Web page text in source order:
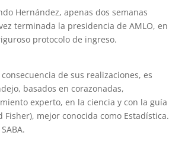
Hernández, apenas dos semanas
terminada la presidencia de AMLO, en
protocolo de ingreso.
de sus realizaciones, es
basados en corazonadas,
experto, en la ciencia y con la guía
mejor conocida como Estadística.